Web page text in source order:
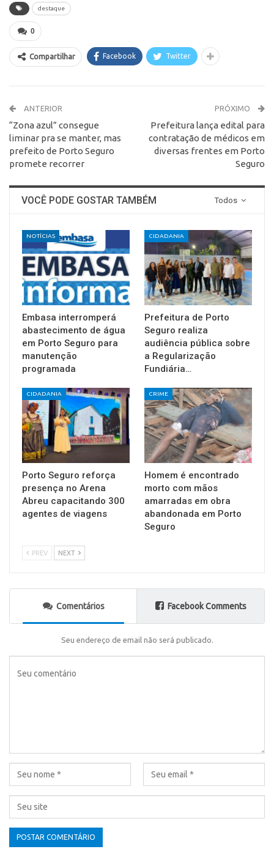
destaque
0
Compartilhar Facebook Twitter
ANTERIOR
“Zona azul” consegue
liminar pra se manter, mas
prefeito de Porto Seguro
promete recorrer
PRÓXIMO
Prefeitura lança edital para
contratação de médicos em
diversas frentes em Porto
Seguro
Todos
VOCÊ PODE GOSTAR TAMBÉM
NOTÍCIAS
Embasa interromperá
abastecimento de água
em Porto Seguro para
manutenção
programada
CIDADANIA
Prefeitura de Porto
Seguro realiza
audiência pública sobre
a Regularização
Fundiária…
CIDADANIA
Porto Seguro reforça
presença no Arena
Abreu capacitando 300
agentes de viagens
CRIME
Homem é encontrado
morto com mãos
amarradas em obra
abandonada em Porto
Seguro
PREV NEXT
Comentários Facebook Comments
Seu endereço de email não será publicado.